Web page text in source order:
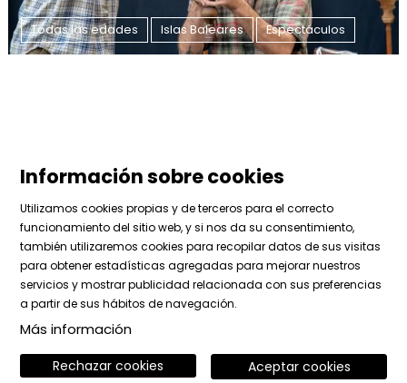
Todas las edades Islas Baleares Espectáculos
Sitemap | Aviso Legal | Uso de Cookies |
Contactar
Área privada
Link a instagram
Link a facebook
Link a vimeo
Información sobre cookies
Utilizamos cookies propias y de terceros para el correcto
funcionamiento del sitio web, y si nos da su consentimiento,
también utilizaremos cookies para recopilar datos de sus visitas
para obtener estadísticas agregadas para mejorar nuestros
servicios y mostrar publicidad relacionada con sus preferencias
a partir de sus hábitos de navegación.
Más información
Aceptar cookies
Rechazar cookies